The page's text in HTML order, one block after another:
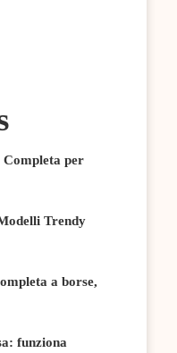
Completa per
Trendy
a borse,
funziona